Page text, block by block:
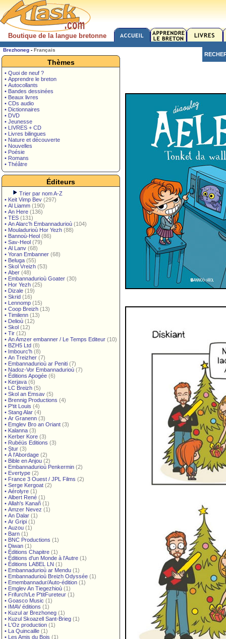
Boutique de la langue bretonne
Brezhoneg - Français
Thèmes
• Quoi de neuf ?
• Apprendre le breton
• Autocollants
• Bandes dessinées
• Beaux livres
• CDs audio
• Dictionnaires
• DVD
• Jeunesse
• LIVRES + CD
• Livres bilingues
• Nature et découverte
• Nouvelles
• Poésie
• Romans
• Théâtre
Éditeurs
Trier par nom A-Z
• Keit Vimp Bev (297)
• Al Liamm (190)
• An Here (136)
• TES (131)
• An Alarc'h Embannadurioù (104)
• Mouladurioù Hor Yezh (88)
• Bannoù-Heol (86)
• Sav-Heol (79)
• Al Lanv (68)
• Yoran Embanner (68)
• Beluga (55)
• Skol Vreizh (53)
• Aber (48)
• Embannadurioù Goater (30)
• Hor Yezh (25)
• Dizale (19)
• Skrid (16)
• Lennomp (15)
• Coop Breizh (13)
• Timilenn (13)
• Delioù (12)
• Skol (12)
• Tir (12)
• An Amzer embanner / Le Temps Editeur (10)
• BZH5 Ltd (8)
• Imbourc'h (8)
• An Treizher (7)
• Embannadurioù ar Peniti (7)
• Nadoz-Vor Embannadurioù (7)
• Éditions Apogée (6)
• Kerjava (6)
• LC Breizh (5)
• Skol an Emsav (5)
• Brennig Productions (4)
• P'tit Louis (4)
• Stang Alar (4)
• Ar Granenn (3)
• Emglev Bro an Oriant (3)
• Kalanna (3)
• Kerber Kore (3)
• Rubéüs Editions (3)
• Stur (3)
• À l'Abordage (2)
• Bible en Anjou (2)
• Embannadurioù Penkermin (2)
• Evertype (2)
• France 3 Ouest / JPL Films (2)
• Serge Kergoat (2)
• Aérolyre (1)
• Albert René (1)
• Allah's Kanañ (1)
• Amzer Nevez (1)
• An Dalar (1)
• Ar Gripi (1)
• Auzou (1)
• Barn (1)
• BNC Productions (1)
• Diwan (1)
• Éditions Chapitre (1)
• Éditions d'un Monde à l'Autre (1)
• Éditions LABEL LN (1)
• Embannadurioù ar Mendu (1)
• Embannadurioù Breizh Odyssée (1)
• Emembannadur/Auto-édition (1)
• Emglev An Tiegezhioù (1)
• Frifurch/Le P'titFureteur (1)
• Goasco Music (1)
• IMAV éditions (1)
• Kuzul ar Brezhoneg (1)
• Kuzul Skoazell Sant-Brieg (1)
• L'Oz production (1)
• La Quincaille (1)
• Les Amis du Bois (1)